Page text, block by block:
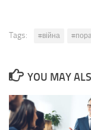
Tags: #війна
YOU MAY